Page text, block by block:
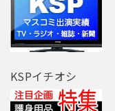
KSPイチオシ